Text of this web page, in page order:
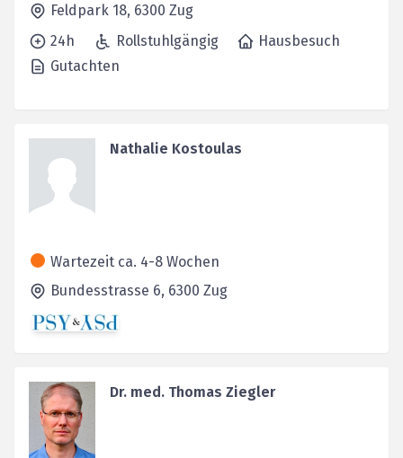
Feldpark 18, 6300 Zug
24h
Rollstuhlgängig
Hausbesuch
Gutachten
Nathalie Kostoulas
Wartezeit ca. 4-8 Wochen
Bundesstrasse 6, 6300 Zug
Dr. med. Thomas Ziegler